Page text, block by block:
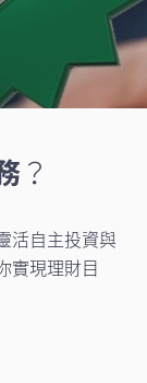
？
活自主投資與
實現理財目